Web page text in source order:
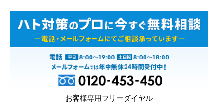
お客様専用フリーダイヤル